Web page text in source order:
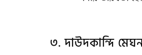
৩. দাউদকান্দি